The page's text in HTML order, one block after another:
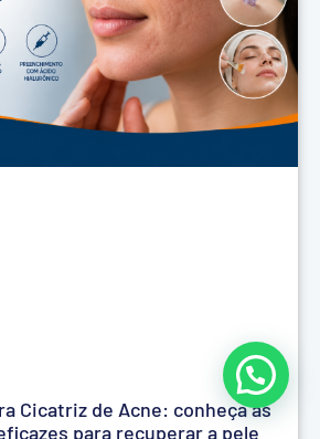
Cicatriz de Acne: conheça as
para recuperar a pele